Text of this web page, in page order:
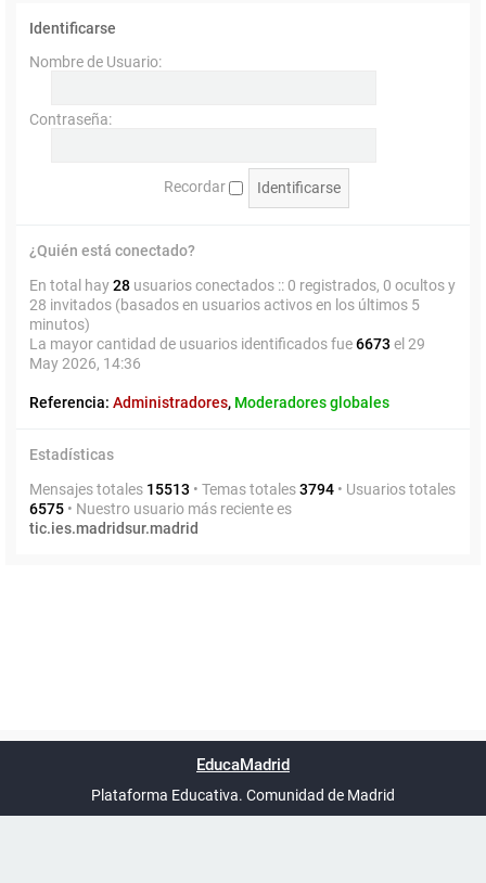
Identificarse
Nombre de Usuario:
Contraseña:
Recordar
¿Quién está conectado?
En total hay28 usuarios conectados :: 0 registrados, 0 ocultos y
28 invitados (basados en usuarios activos en los últimos 5
minutos)
La mayor cantidad de usuarios identificados fue6673 el 29
May 2026, 14:36
Referencia: Administradores, Moderadores globales
Estadísticas
Mensajes totales 15513 • Temas totales3794 • Usuarios totales
6575 • Nuestro usuario más reciente es
tic.ies.madridsur.madrid
UTC+02:00
phpBB España
EducaMadrid
Plataforma Educativa. Comunidad de Madrid